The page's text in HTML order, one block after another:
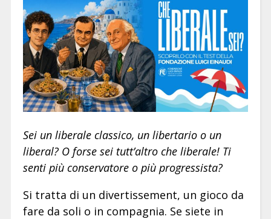
Sei un liberale classico, un libertario o un
liberal? O forse sei tutt’altro che liberale! Ti
senti più conservatore o più progressista?
Si tratta di un divertissement, un gioco da
fare da soli o in compagnia. Se siete in